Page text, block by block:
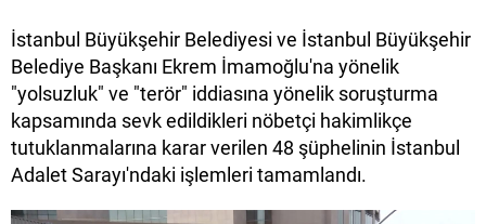
İstanbul Büyükşehir Belediyesi ve İstanbul Büyükşehir
Belediye Başkanı Ekrem İmamoğlu'na yönelik
"yolsuzluk" ve "terör" iddiasına yönelik soruşturma
kapsamında sevk edildikleri nöbetçi hakimlikçe
tutuklanmalarına karar verilen 48 şüphelinin İstanbul
Adalet Sarayı'ndaki işlemleri tamamlandı.